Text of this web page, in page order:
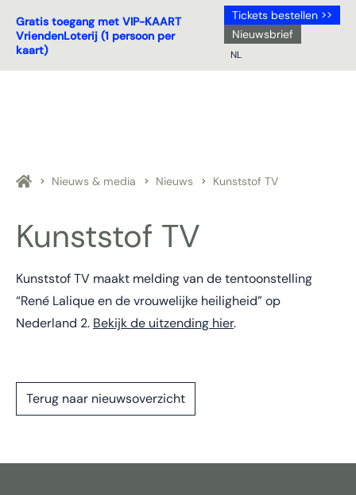
Gratis toegang met VIP-KAART
VriendenLoterij (1 persoon per
kaart)
Tickets bestellen >>
Nieuwsbrief
NL
Nieuws & media Nieuws Kunststof TV
Kunststof TV
Kunststof TV maakt melding van de tentoonstelling
“René Lalique en de vrouwelijke heiligheid” op
Nederland 2. Bekijk de uitzending hier.
Terug naar nieuwsoverzicht